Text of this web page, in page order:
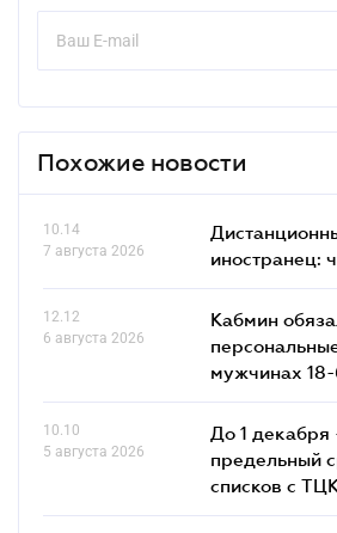
Похожие новости
10.14
7 августа 2026
иностранец:
12.12
6 августа 2026
Кабмин
мужчинах
10.10
5 августа 2026
До 1 декабря
предельный
списков c ТЦК